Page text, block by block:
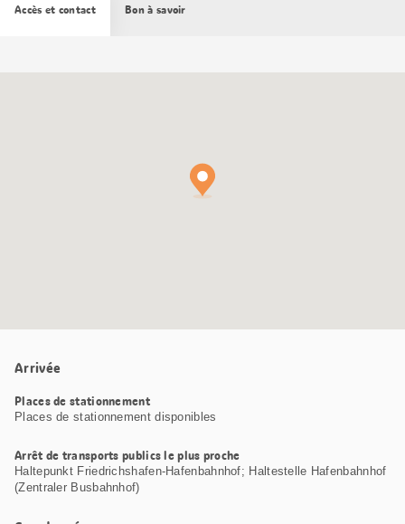
Accès et contact Bon à savoir
Arrivée
Places de stationnement
Places de stationnement disponibles
Arrêt de transports publics le plus proche
Haltepunkt Friedrichshafen-Hafenbahnhof; Haltestelle Hafenbahnhof
(Zentraler Busbahnhof)